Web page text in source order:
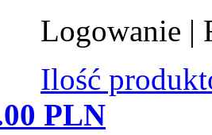
Logowanie |
Ilość
PLN